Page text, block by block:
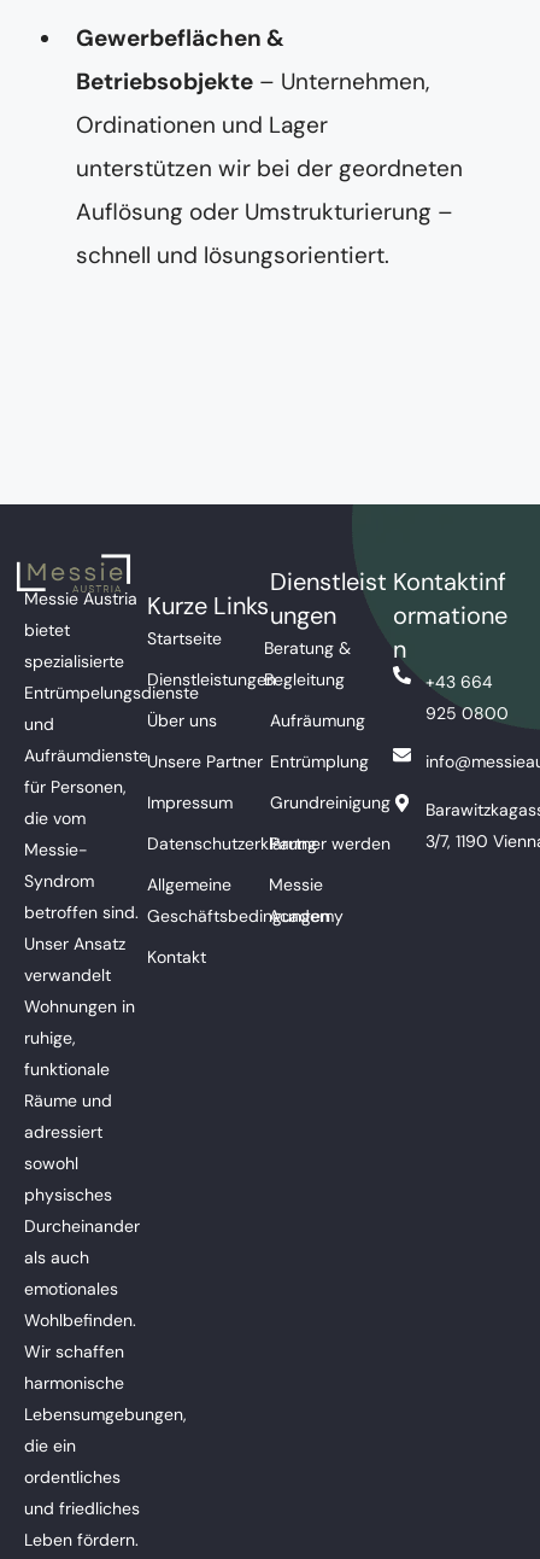
Gewerbeflächen &
Betriebsobjekte – Unternehmen,
Ordinationen und Lager
unterstützen wir bei der geordneten
Auflösung oder Umstrukturierung –
schnell und lösungsorientiert.
Messie Austria
bietet
spezialisierte
Entrümpelungsdienste
und
Aufräumdienste
für Personen,
die vom
Messie-
Syndrom
betroffen sind.
Unser Ansatz
verwandelt
Wohnungen in
ruhige,
funktionale
Räume und
adressiert
sowohl
physisches
Durcheinander
als auch
emotionales
Wohlbefinden.
Wir schaffen
harmonische
Lebensumgebungen,
die ein
ordentliches
und friedliches
Leben fördern.
Kurze Links
Startseite
Dienstleistungen
Über uns
Unsere Partner
Impressum
Datenschutzerklärung
Allgemeine
Geschäftsbedingungen
Kontakt
Dienstleist
ungen
Beratung &
Begleitung
Aufräumung
Entrümplung
Grundreinigung
Partner werden
Messie
Academy
Kontaktinf
ormatione
n
+43 664
925 0800
3/7, 1190